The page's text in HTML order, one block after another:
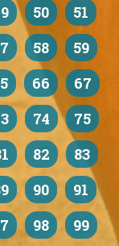
50
51
58
59
66
67
74
75
82
83
90
91
98
99